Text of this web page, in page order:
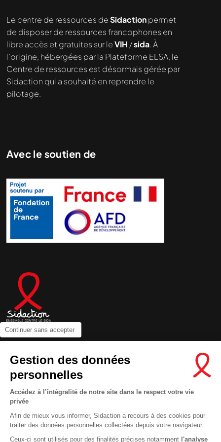
Continuer sans accepter
Gestion des données
personnelles
Accédez à l’intégralité de notre site dans le respect votre vie
privée
Afin de mieux vous informer, Sidaction a recours à des cookies pour
traiter des données personnelles collectées depuis votre navigateur.
Ceux-ci sont utilisés pour des finalités précises notamment l'analyse
Le centre de ressources deSidactionpermet
de disposer de ressources francophones en
libre accès et gratuites sur leVIH /sida. À
l’origine, hébergées par la Plateforme ELSA, le
Centre de ressources est désormais gérée par
Sidaction qui a souhaité en reprendre le
pilotage.
Avec le soutien de
Newsletter
Nous suivre sur les réseaux :
MENTIONS LÉGALES